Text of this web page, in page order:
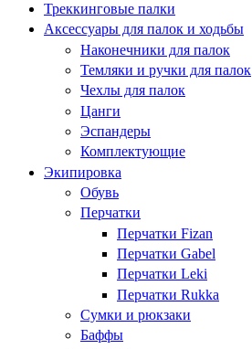
Треккинговые палки
Аксессуары для палок и ходьбы
Наконечники для палок
Темляки и ручки для палок
Чехлы для палок
Цанги
Эспандеры
Комплектующие
Экипировка
Обувь
Перчатки
Перчатки Fizan
Перчатки Gabel
Перчатки Leki
Перчатки Rukka
Сумки и рюкзаки
Баффы